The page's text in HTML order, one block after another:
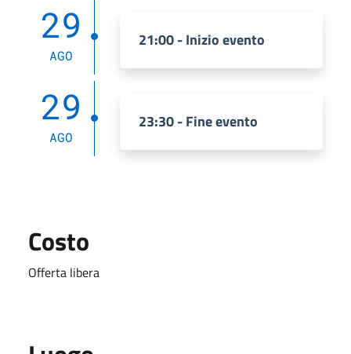
29
AGO
21:00 - Inizio evento
29
AGO
23:30 - Fine evento
Costo
Offerta libera